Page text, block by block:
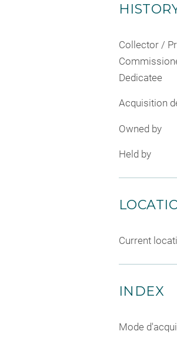
Collector /
Dedicatee
Acquisition
Owned by
Held by
Current
INDEX
Mode